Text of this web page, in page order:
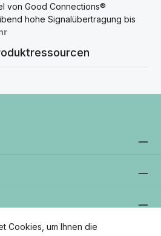
von Good Connections®
hohe Signalübertragung bis
Cookies, um Ihnen die